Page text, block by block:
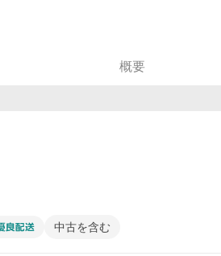
概要
中古を含む